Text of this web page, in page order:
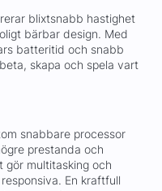
blixtsnabb hastighet
bärbar design. Med
batteritid och snabb
skapa och spela vart
snabbare processor
prestanda och
gör multitasking och
En kraftfull